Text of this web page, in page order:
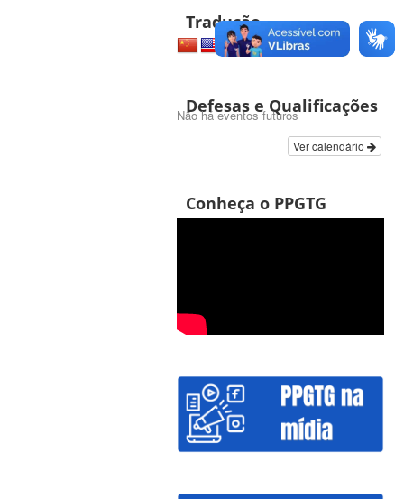
Tradução
Defesas e Qualificações
Não há eventos futuros
Ver calendário
Conheça o PPGTG